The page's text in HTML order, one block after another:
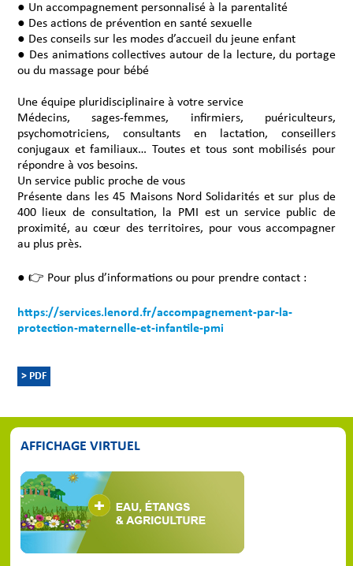
● Un accompagnement personnalisé à la parentalité
● Des actions de prévention en santé sexuelle
● Des conseils sur les modes d’accueil du jeune enfant
● Des animations collectives autour de la lecture, du portage
ou du massage pour bébé
Une équipe pluridisciplinaire à votre service
Médecins, sages-femmes, infirmiers, puériculteurs,
psychomotriciens, consultants en lactation, conseillers
conjugaux et familiaux… Toutes et tous sont mobilisés pour
répondre à vos besoins.
Un service public proche de vous
Présente dans les 45 Maisons Nord Solidarités et sur plus de
400 lieux de consultation, la PMI est un service public de
proximité, au cœur des territoires, pour vous accompagner
au plus près.
● 👉 Pour plus d’informations ou pour prendre contact :
https://services.lenord.fr/accompagnement-par-la-
protection-maternelle-et-infantile-pmi
> PDF
AFFICHAGE VIRTUEL